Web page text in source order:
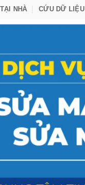
NHÀ CỨU DỮ LIỆU